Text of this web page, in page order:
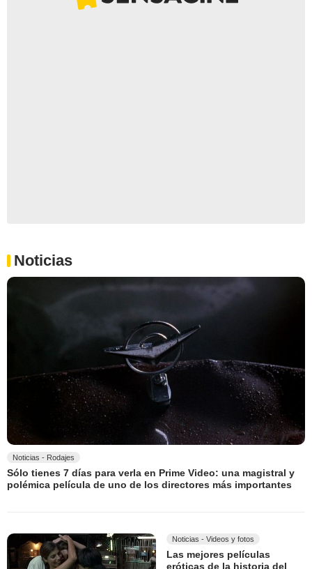
Noticias
Noticias - Rodajes
Sólo tienes 7 días para verla en Prime Video: una magistral y
polémica película de uno de los directores más importantes
Noticias - Videos y fotos
Las mejores películas
eróticas de la historia del